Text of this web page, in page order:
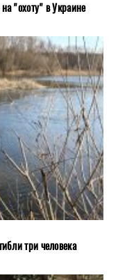
"охоту" в Украине
три человека